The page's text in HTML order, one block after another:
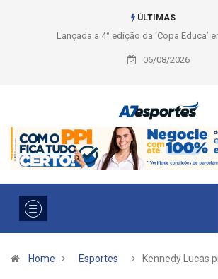
ÚLTIMAS
Lançada a 4° edição da ‘Copa Educa’
06/08/2026
Home Esportes Kennedy Lucas